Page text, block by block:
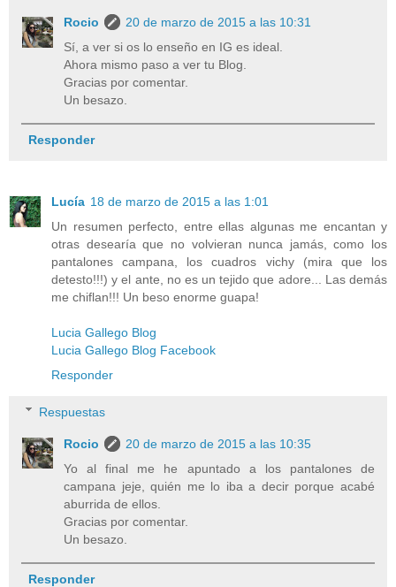
Rocio
20 de marzo de 2015 a las 10:31
Sí, a ver si os lo enseño en IG es ideal.
Ahora mismo paso a ver tu Blog.
Gracias por comentar.
Un besazo.
Responder
Lucía 18 de marzo de 2015 a las 1:01
Un resumen perfecto, entre ellas algunas me encantan y
otras desearía que no volvieran nunca jamás, como los
pantalones campana, los cuadros vichy (mira que los
detesto!!!) y el ante, no es un tejido que adore... Las demás
me chiflan!!! Un beso enorme guapa!
Lucia Gallego Blog
Lucia Gallego Blog Facebook
Responder
Respuestas
Rocio
20 de marzo de 2015 a las 10:35
Yo al final me he apuntado a los pantalones de
campana jeje, quién me lo iba a decir porque acabé
aburrida de ellos.
Gracias por comentar.
Un besazo.
Responder